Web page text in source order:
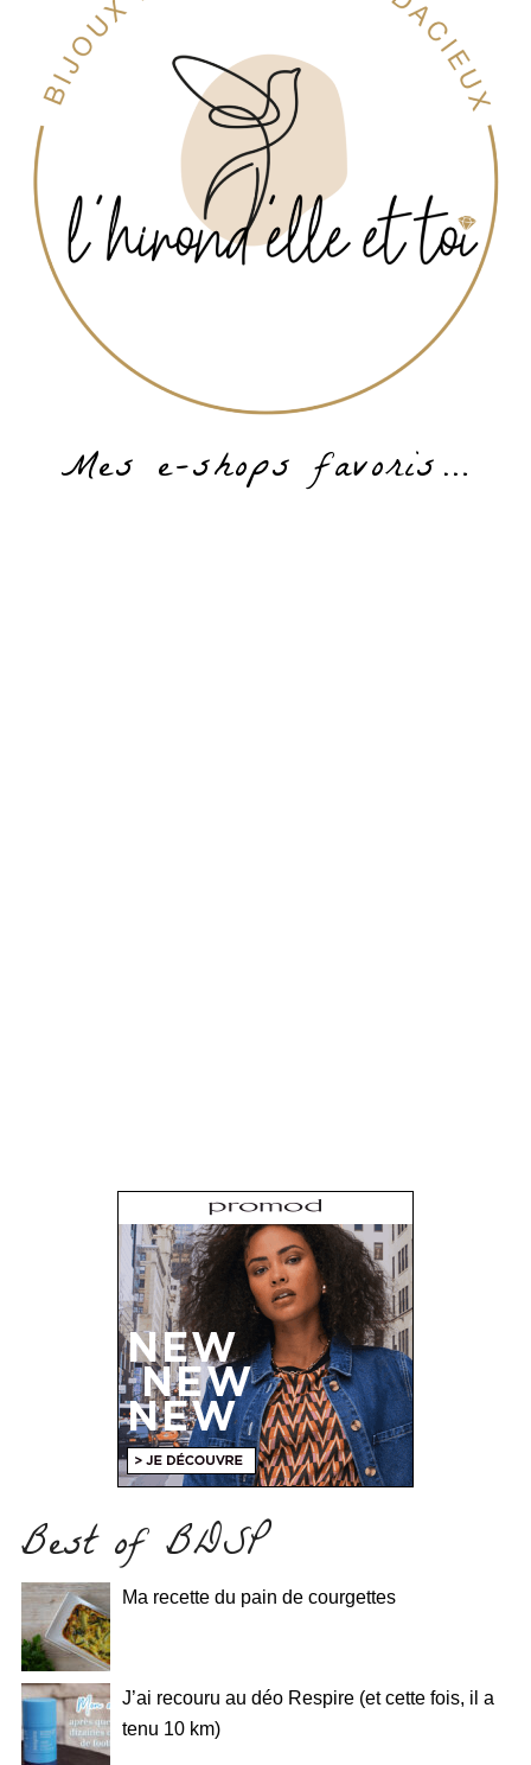
Mes e-shops favoris…
Best of BDSP
Ma recette du pain de courgettes
J’ai recouru au déo Respire (et cette fois, il a
tenu 10 km)